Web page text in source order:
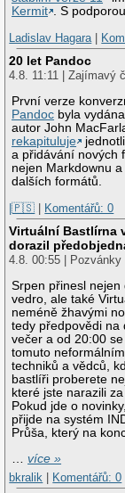
Kermit . S
Ladislav Hagara |
20 let Pandoc
4.8. 11:11 | Zajímavý
První verze
Pandoc byla
autor John
rekapituluje
a přidávání nových
nejen Markdownu
dalších formátů.
|🇵🇸 | Komentářů: 0
Virtuální Bastlírna
dorazil
4.8. 00:55 | Pozvánky
Srpen přinesl
vedro, ale také
neméně žhavými
tedy předpovědi na
večer a od 20:00
tomuto
techniků a vědců,
bastlíři proberete
které jste narazili
Pokud jde o
přijde na systém
Průša, který na
…více »
bkralik
Komentářů: 0